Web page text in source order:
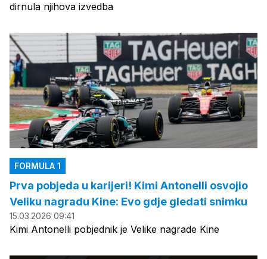
dirnula njihova izvedba
FORMULA 1
Prva pobjeda u karijeri! Kimi Antonelli osvojio
Veliku nagradu Kine: Evo gdje gledati snimku
15.03.2026 09:41
Kimi Antonelli pobjednik je Velike nagrade Kine